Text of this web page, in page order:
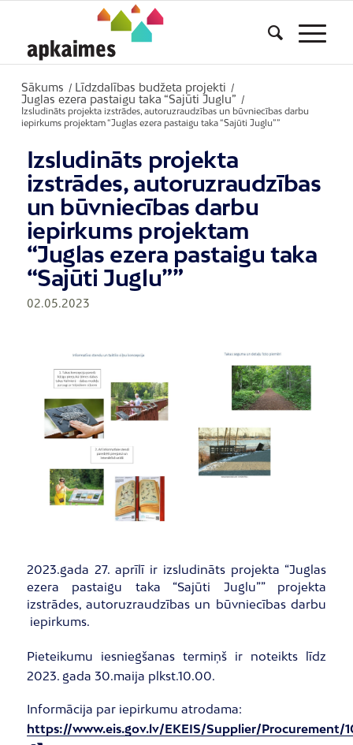
Sākums / Līdzdalības budžeta projekti /
Juglas ezera pastaigu taka “Sajūti Juglu”
/
Izsludināts projekta izstrādes, autoruzraudzības un būvniecības darbu
iepirkums projektam “Juglas ezera pastaigu taka “Sajūti Juglu””
Izsludināts projekta
izstrādes, autoruzraudzības
un būvniecības darbu
iepirkums projektam
“Juglas ezera pastaigu taka
“Sajūti Juglu””
02.05.2023
2023.gada 27. aprīlī ir izsludināts projekta “Juglas
ezera pastaigu taka “Sajūti Juglu”” projekta
izstrādes, autoruzraudzības un būvniecības darbu
iepirkums.
Pieteikumu iesniegšanas termiņš ir noteikts līdz
2023. gada 30.maija plkst.10.00.
Informācija par iepirkumu atrodama:
https://www.eis.gov.lv/EKEIS/Supplier/Procurement/